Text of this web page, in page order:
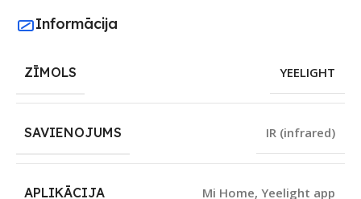
Informācija
ZĪMOLS YEELIGHT
SAVIENOJUMS IR (infrared)
APLIKĀCIJA Mi Home, Yeelight app